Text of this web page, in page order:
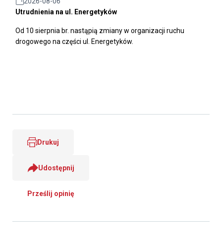
Utrudnienia na ul. Energetyków
Od 10 sierpnia br. nastąpią zmiany w organizacji ruchu
drogowego na części ul. Energetyków.
Drukuj
Udostępnij
Prześlij opinię